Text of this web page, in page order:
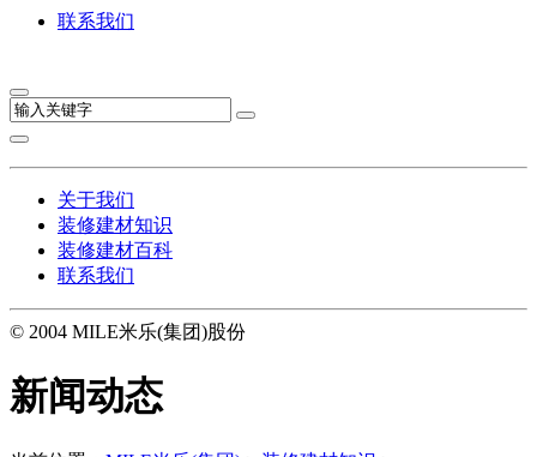
联系我们
关于我们
装修建材知识
装修建材百科
联系我们
© 2004 MILE米乐(集团)股份
新闻动态